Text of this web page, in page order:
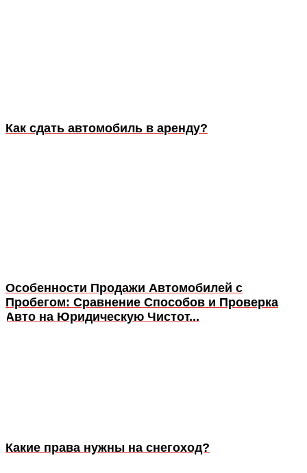
Как сдать автомобиль в аренду?
Особенности Продажи Автомобилей с
Пробегом: Сравнение Способов и Проверка
Авто на Юридическую Чистот...
Какие права нужны на снегоход?